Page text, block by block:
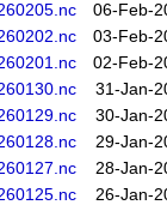
06-Feb-
03-Feb-
02-Feb-
31-Jan-
30-Jan-
29-Jan-
28-Jan-
26-Jan-